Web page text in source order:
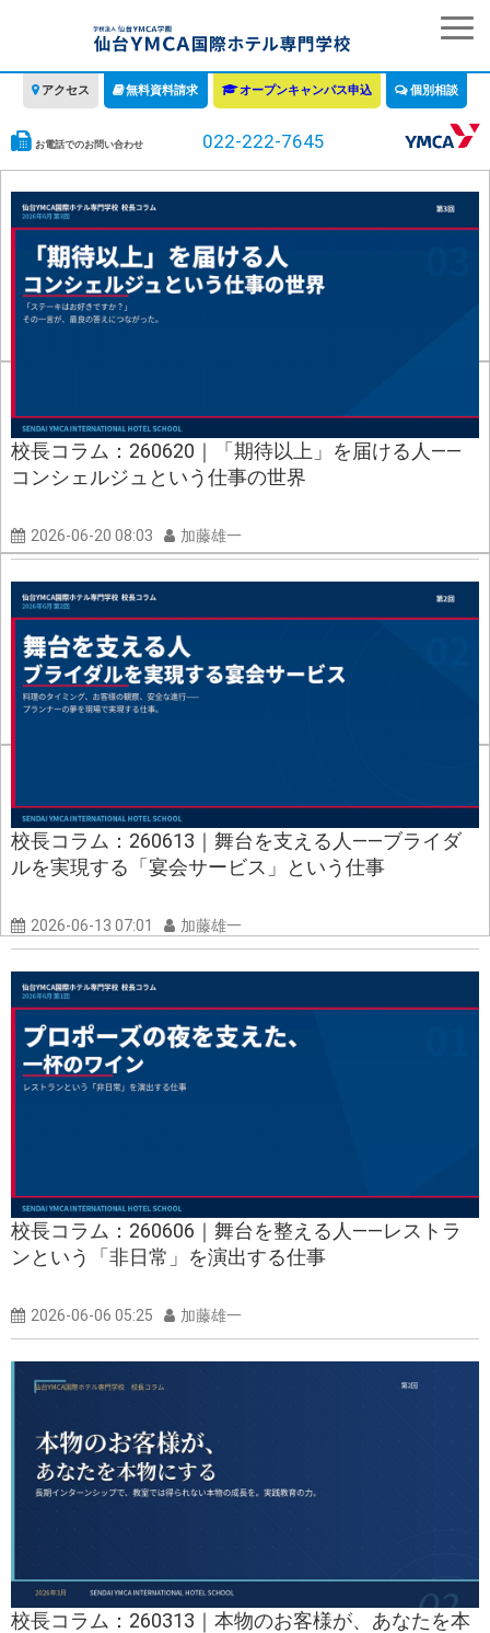
アクセス 無料資料請求 オープンキャンパス申込 個別相談
お電話でのお問い合わせ 022-222-7645
学校の特徴
学科・コース
教育について
校長コラム：260620｜「期待以上」を届ける人——
コンシェルジュという仕事の世界
2026-06-20 08:03 加藤雄一
校長コラム：260613｜舞台を支える人——ブライダ
ルを実現する「宴会サービス」という仕事
2026-06-13 07:01 加藤雄一
校長コラム：260606｜舞台を整える人——レストラ
ンという「非日常」を演出する仕事
2026-06-06 05:25 加藤雄一
校長コラム：260313｜本物のお客様が、あなたを本